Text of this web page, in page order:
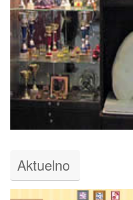
Aktuelno